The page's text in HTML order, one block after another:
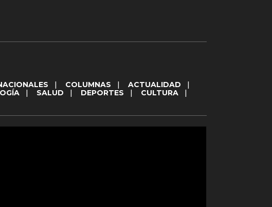
| COLUMNAS | ACTUALIDAD |
| SALUD | DEPORTES | CULTURA|